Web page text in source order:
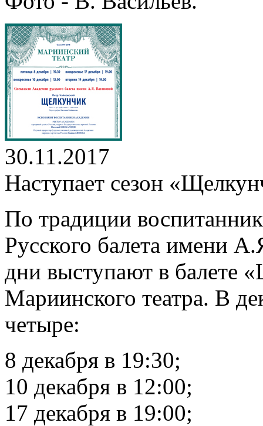
30.11.2017
Наступает сезон
По традиции
Русского балета имени
дни выступают в балете
Мариинского театра. В
четыре:
8 декабря в 19:30;
10 декабря в 12:00;
17 декабря в 19:00;